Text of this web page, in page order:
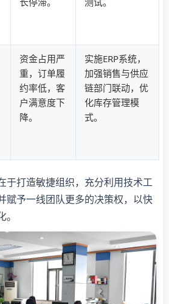
资金占用严
重，订单履
约率低，客
户满意度下
降。
实施ERP系统，
加强销售与供应
链部门联动，优
化库存管理模
式。
于打造敏捷组织，充分利用技术工
赋予一线团队更多的决策权，以快